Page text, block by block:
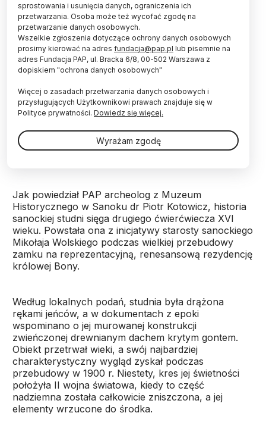
Sanok, 05.03.2026. Odrestaurowana i zrekonstruowana
zabytkowa studnia na dziedzińcu Muzeum Historycznego w
Sanoku, 5 bm. W wyniku przeprowadzonych prac odtworzono
jej wygląd z 1900 roku. Podczas eksploracji na dnie studni
znaleziono tysiące różnych przedmiotów, od XVII-wiecznej
monety po militaria z II wojny światowej. (mr) PAP/Darek
Delmanowicz
Na dziedzińcu Zamku Królewskiego w Sanoku
zakończono rewitalizację XVI-wiecznej studni.
Obiekt odzyskał historyczny wygląd z początku
w specjalnej kapsule czasu na dno studni, aby –
jak głosi tradycja – „nie odbierać szczęścia” tym,
Jak powiedział PAP archeolog z Muzeum
Historycznego w Sanoku dr Piotr Kotowicz, historia
sanockiej studni sięga drugiego ćwierćwiecza XVI
wieku. Powstała ona z inicjatywy starosty sanockiego
Mikołaja Wolskiego podczas wielkiej przebudowy
zamku na reprezentacyjną, renesansową rezydencję
królowej Bony.
Według lokalnych podań, studnia była drążona
rękami jeńców, a w dokumentach z epoki
wspominano o jej murowanej konstrukcji
zwieńczonej drewnianym dachem krytym gontem.
Obiekt przetrwał wieki, a swój najbardziej
charakterystyczny wygląd zyskał podczas
przebudowy w 1900 r. Niestety, kres jej świetności
położyła II wojna światowa, kiedy to część
nadziemna została całkowicie zniszczona, a jej
elementy wrzucone do środka.
sprostowania i usunięcia danych, ograniczenia ich
przetwarzania. Osoba może też wycofać zgodę na
przetwarzanie danych osobowych.
Wszelkie zgłoszenia dotyczące ochrony danych osobowych
prosimy kierować na adres fundacja@pap.pl lub pisemnie na
adres Fundacja PAP, ul. Bracka 6/8, 00-502 Warszawa z
dopiskiem "ochrona danych osobowych"
Więcej o zasadach przetwarzania danych osobowych i
przysługujących Użytkownikowi prawach znajduje się w
Polityce prywatności. Dowiedz się więcej.
Wyrażam zgodę